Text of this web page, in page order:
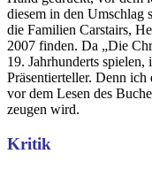
diesem in den Umschlag
die Familien Carstairs,
2007 finden. Da „Die
19. Jahrhunderts spielen,
Präsentierteller. Denn
vor dem Lesen des
zeugen wird.
Kritik